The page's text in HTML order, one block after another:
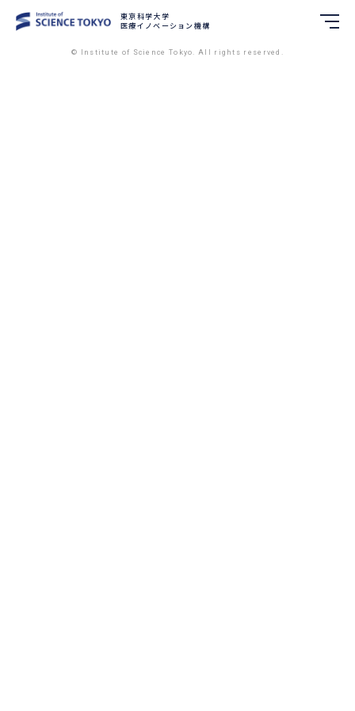
東京科学大学
医療イノベーション機構
東京科学大学
医療イノベーション機構
© Institute of Science Tokyo. All rights reserved.